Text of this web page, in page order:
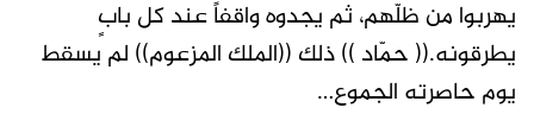
يهربوا من ظلّهم، ثم يجدوه واقفاً عند كل بابٍ
يطرقونه.(( حمّاد )) ذلك ((الملك المزعوم)) لم يسقط
يوم حاصرته الجموع…